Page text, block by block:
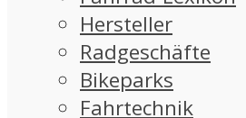
Hersteller
Radgeschäfte
Bikeparks
Fahrtechnik